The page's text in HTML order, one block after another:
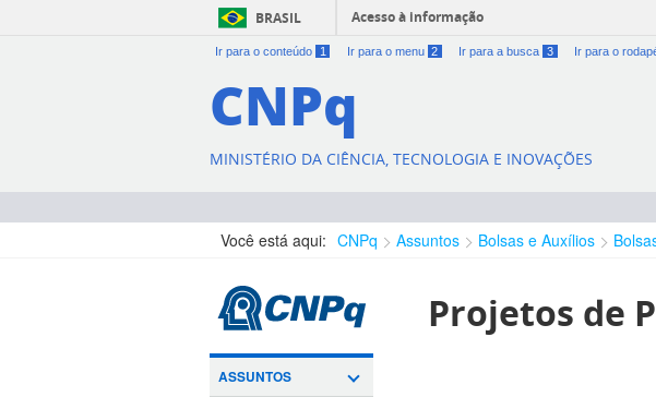
BRASIL Acesso à informação
Ir para o conteúdo 1 Ir para o menu 2 Ir para a busca 3 Ir para o
CNPq
MINISTÉRIO DA CIÊNCIA, TECNOLOGIA E INOVAÇÕES
Você está aqui: CNPq Assuntos Bolsas e Auxílios
ASSUNTOS
Projetos de